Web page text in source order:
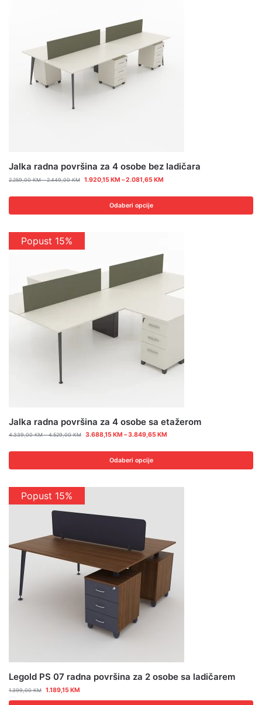
Jalka radna površina za 4 osobe bez ladičara
2.259,00KM – 2.449,00KM 1.920,15KM –2.081,65KM
Odaberi opcije
Popust 15%
Jalka radna površina za 4 osobe sa etažerom
4.339,00KM – 4.529,00KM 3.688,15KM –3.849,65KM
Odaberi opcije
Popust 15%
Legold PS 07 radna površina za 2 osobe sa ladičarem
1.399,00KM 1.189,15KM